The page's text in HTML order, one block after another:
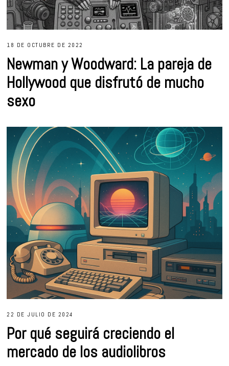
Newman y Woodward: La pareja de
Hollywood que disfrutó de mucho
sexo
Por qué seguirá creciendo el
mercado de los audiolibros